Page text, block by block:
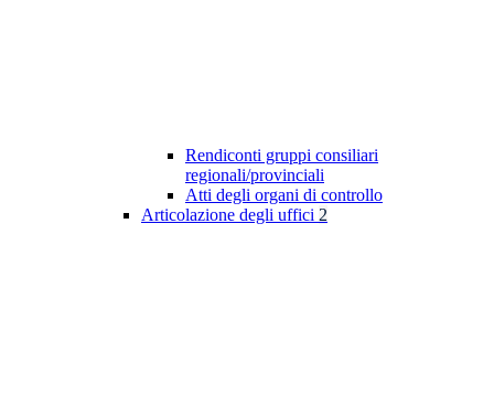
Rendiconti gruppi consiliari
regionali/provinciali
Atti degli organi di controllo
Articolazione degli uffici 2